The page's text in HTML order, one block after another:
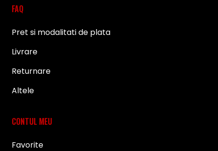
FAQ
Pret si modalitati de plata
Livrare
Returnare
Altele
CONTUL MEU
Favorite